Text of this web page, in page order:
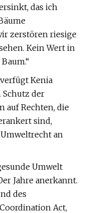
das ich
zerstören riesige
Kein Wert in
Kenia
der
auf Rechten, die
sind,
an
Umwelt
Jahre anerkannt.
des
Act,